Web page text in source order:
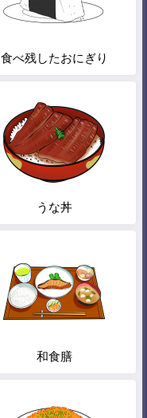
食べ残したおにぎり
うな丼
和食膳